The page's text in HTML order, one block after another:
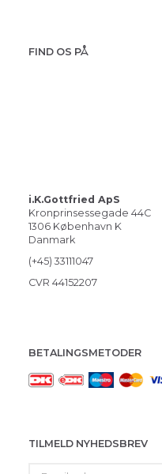
FIND OS PÅ
i.K.Gottfried ApS
Kronprinsessegade 44C
1306 København K
Danmark
(+45) 33111047
CVR 44152207
BETALINGSMETODER
TILMELD NYHEDSBREV